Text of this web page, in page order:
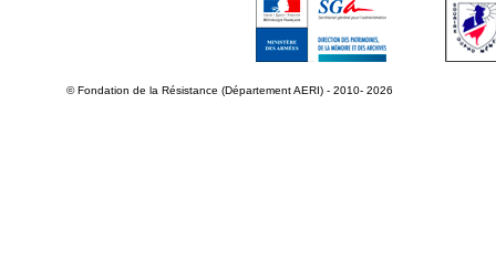
© Fondation de la Résistance (Département AERI) - 2010- 2026